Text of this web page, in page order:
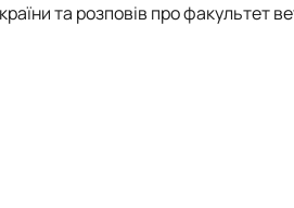
та розповів про факультет